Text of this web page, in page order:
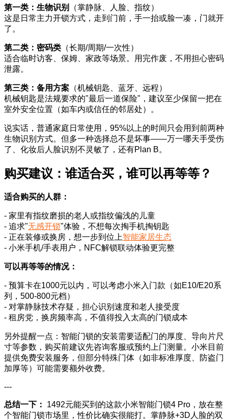
第一类：生物识别
（掌静脉、人脸、指纹）
这是日常主力开锁方式，走到门前，手一抬或脸一凑，门就开
了。
第二类：密码类 （长期/周期/一次性）
适合临时访客、保姆、家政等场景。用完作废，不用担心密码
泄露。
第三类：备用方案 （机械钥匙、蓝牙、远程）
机械钥匙是法规要求的"最后一道保险"，建议至少保留一把在
室外安全位置（如车内或信任的邻居处）。
说实话，普通家庭日常使用，95%以上的时间只会用到前两种
生物识别方式。但多一种选择总不是坏事——万一哪天手受伤
了、化妆后人脸识别不灵敏了，还有Plan B。
购买建议：谁适合买，谁可以再等等？
适合购买的人群：
- 家里有指纹磨损的老人或指纹偏浅的儿童
- 追求"无感开锁"体验，不想每次掏手机掏钥匙
- 正在装修或换房，想一步到位上智能家居生态
- 小米手机/手表用户，NFC解锁联动体验更完整
可以再等等的情况：
- 预算卡在1000元以内，可以考虑小米入门款（如E10/E20系
列，500-800元档）
- 对掌静脉技术存疑，担心识别速度和老人接受度
- 租房党，换房频率高，不值得投入太高的门锁成本
另外提醒一点：智能门锁的安装需要适配门的厚度、导向片尺
寸等参数，购买前建议先咨询客服或预约上门测量。小米目前
提供免费安装服务，但部分特殊门体（如非标准厚度、防盗门
加厚等）可能需要额外收费。
---
总结一下：
1492元能买到的这款小米智能门锁4 Pro，放在整
个智能门锁市场里，性价比确实很能打。掌静脉+3D人脸的双